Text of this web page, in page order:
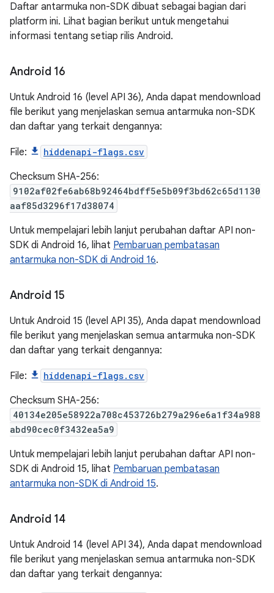
Daftar antarmuka non-SDK dibuat sebagai bagian dari
platform ini. Lihat bagian berikut untuk mengetahui
informasi tentang setiap rilis Android.
Android 16
Untuk Android 16 (level API 36), Anda dapat mendownload
file berikut yang menjelaskan semua antarmuka non-SDK
dan daftar yang terkait dengannya:
File: hiddenapi-flags.csv
Checksum SHA-256:
9102af02fe6ab68b92464bdff5e5b09f3bd62c65d1130
aaf85d3296f17d38074
Untuk mempelajari lebih lanjut perubahan daftar API non-
SDK di Android 16, lihat Pembaruan pembatasan
antarmuka non-SDK di Android 16.
Android 15
Untuk Android 15 (level API 35), Anda dapat mendownload
file berikut yang menjelaskan semua antarmuka non-SDK
dan daftar yang terkait dengannya:
File: hiddenapi-flags.csv
Checksum SHA-256:
40134e205e58922a708c453726b279a296e6a1f34a988
abd90cec0f3432ea5a9
Untuk mempelajari lebih lanjut perubahan daftar API non-
SDK di Android 15, lihat Pembaruan pembatasan
antarmuka non-SDK di Android 15.
Android 14
Untuk Android 14 (level API 34), Anda dapat mendownload
file berikut yang menjelaskan semua antarmuka non-SDK
dan daftar yang terkait dengannya: